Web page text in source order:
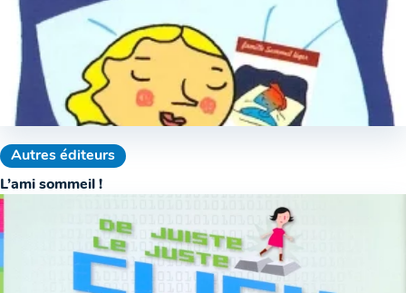
Autres éditeurs
L’ami sommeil !